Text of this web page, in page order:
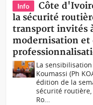
Info
Côte
la sécurité
transport invités
modernisation et
La
Koumassi (Ph
édition de la
sécurité routière,
Ro...